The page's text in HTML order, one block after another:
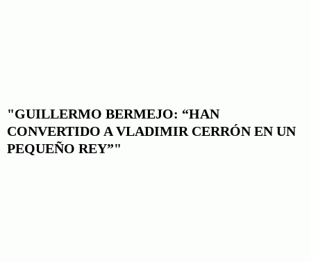
"GUILLERMO BERMEJO: “HAN
CONVERTIDO A VLADIMIR CERRÓN EN UN
PEQUEÑO REY”"